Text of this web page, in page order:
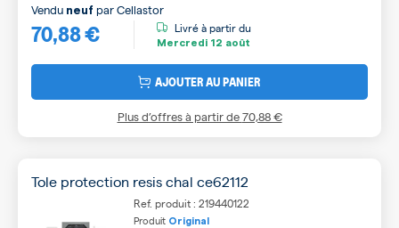
70,88 €
Vendu neuf parCellastor
Livré à partir du
Mercredi 12 août
AJOUTER AU PANIER
Plus d’offres à partir de70,88 €
Tole protection resis chal ce62112
Ref. produit : 219440122
Produit Original